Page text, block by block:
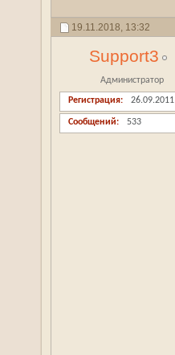
19.11.2018, 13:32
Support3
Администратор
Регистрация 26.09.2011
Сообщений 533